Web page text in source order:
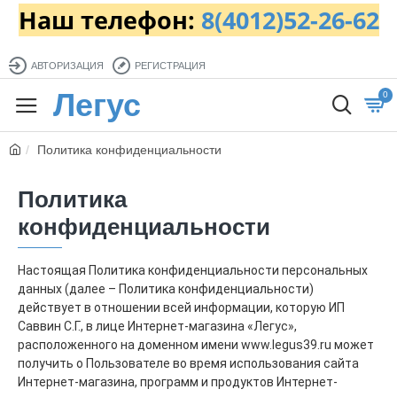
Наш телефон: 8(4012)52-26-62
АВТОРИЗАЦИЯ РЕГИСТРАЦИЯ
Легус 0
Политика конфиденциальности
Политика
конфиденциальности
Настоящая Политика конфиденциальности персональных
данных (далее – Политика конфиденциальности)
действует в отношении всей информации, которую ИП
Саввин С.Г., в лице Интернет-магазина «Легус»,
расположенного на доменном имени www.legus39.ru может
получить о Пользователе во время использования сайта
Интернет-магазина, программ и продуктов Интернет-